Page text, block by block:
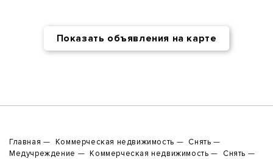
Показать объявления на карте
Главная Коммерческая недвижимость
Снять
Медучреждение
Коммерческая недвижимость
Снять